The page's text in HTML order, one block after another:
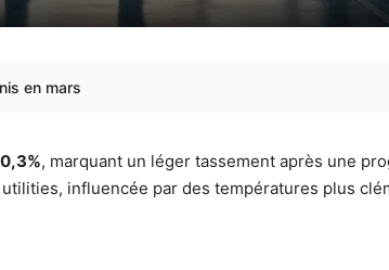
en mars
0,3%, marquant un léger tassement après une
influencée par des températures plus